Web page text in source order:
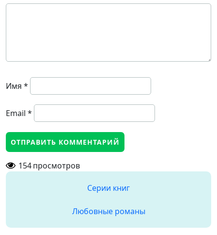
Имя *
Email *
154просмотров
Серии книг
Любовные романы